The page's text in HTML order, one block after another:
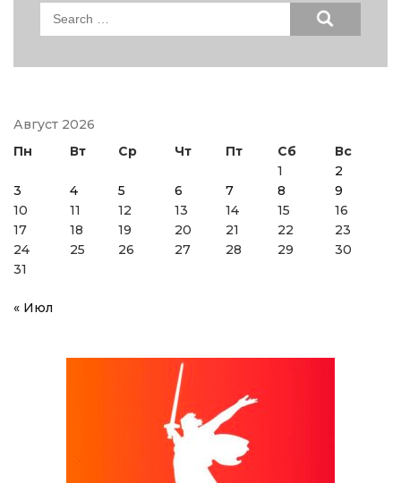
Search
Август 2026
Пн
Вт Ср Чт Пт Сб
Вс
1
2
3
4 5 6 7 8
9
10
11 12 13 14 15
16
17
18 19 20 21 22
23
24
25 26 27 28 29
30
31
« Июл